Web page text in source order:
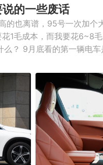
的一些废话
的也离谱，95号一次加
1毛成本，而我要花6~8
？ 9月底看的第一辆电